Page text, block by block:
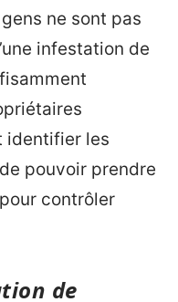
ne sont pas
infestation de
identifier les
pouvoir prendre
contrôler
de